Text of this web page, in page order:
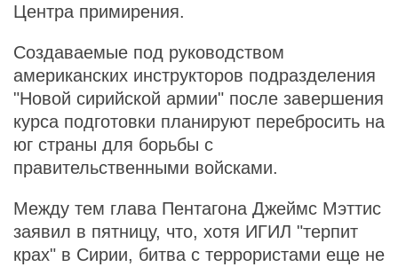
Центра примирения.
Создаваемые под руководством
американских инструкторов подразделения
"Новой сирийской армии" после завершения
курса подготовки планируют перебросить на
юг страны для борьбы с
правительственными войсками.
Между тем глава Пентагона Джеймс Мэттис
заявил в пятницу, что, хотя ИГИЛ "терпит
крах" в Сирии, битва с террористами еще не